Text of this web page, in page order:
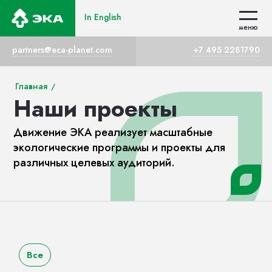
partners@eca-planet.com +7 495 2281790
In English
меню
In English
меню
Главная /
Наши проекты
Движение ЭКА реализует масштабные
экологические программы и проекты для
различных целевых аудиторий.
Все